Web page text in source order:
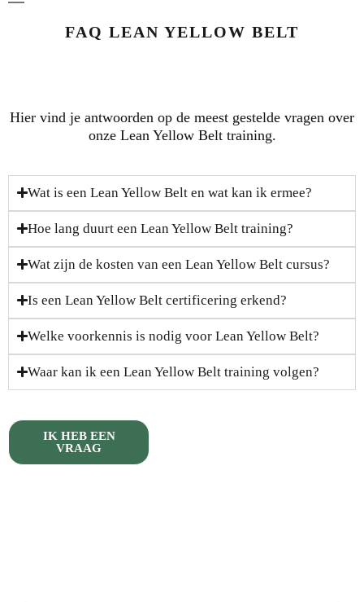
FAQ LEAN YELLOW BELT
Hier vind je antwoorden op de meest gestelde vragen over
onze Lean Yellow Belt training.
Wat is een Lean Yellow Belt en wat kan ik ermee?
Hoe lang duurt een Lean Yellow Belt training?
Wat zijn de kosten van een Lean Yellow Belt cursus?
Is een Lean Yellow Belt certificering erkend?
Welke voorkennis is nodig voor Lean Yellow Belt?
Waar kan ik een Lean Yellow Belt training volgen?
IK HEB EEN
VRAAG